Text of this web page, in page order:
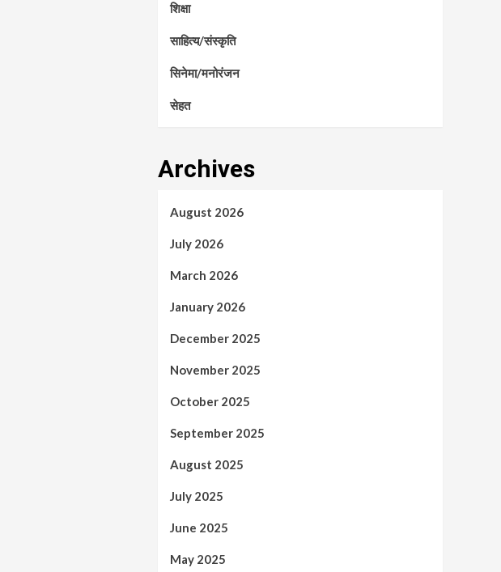
शिक्षा
साहित्य/संस्कृति
सिनेमा/मनोरंजन
सेहत
Archives
August 2026
July 2026
March 2026
January 2026
December 2025
November 2025
October 2025
September 2025
August 2025
July 2025
June 2025
May 2025